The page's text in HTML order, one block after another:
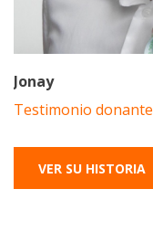
Jonay
Testimonio donante
VER SU HISTORIA